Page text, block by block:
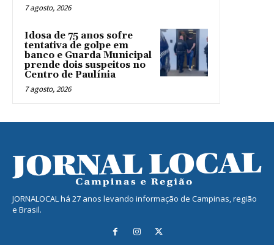
7 agosto, 2026
Idosa de 75 anos sofre
tentativa de golpe em
banco e Guarda Municipal
prende dois suspeitos no
Centro de Paulínia
7 agosto, 2026
JORNALOCAL há 27 anos levando informação de Campinas, região
e Brasil.